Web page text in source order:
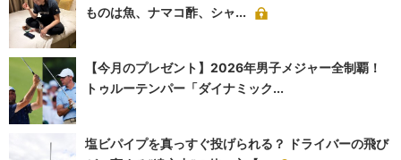
ものは魚、ナマコ酢、シャ...
【今月のプレゼント】2026年男子メジャー全制覇！
トゥルーテンパー「ダイナミック...
塩ビパイプを真っすぐ投げられる？ ドライバーの飛び